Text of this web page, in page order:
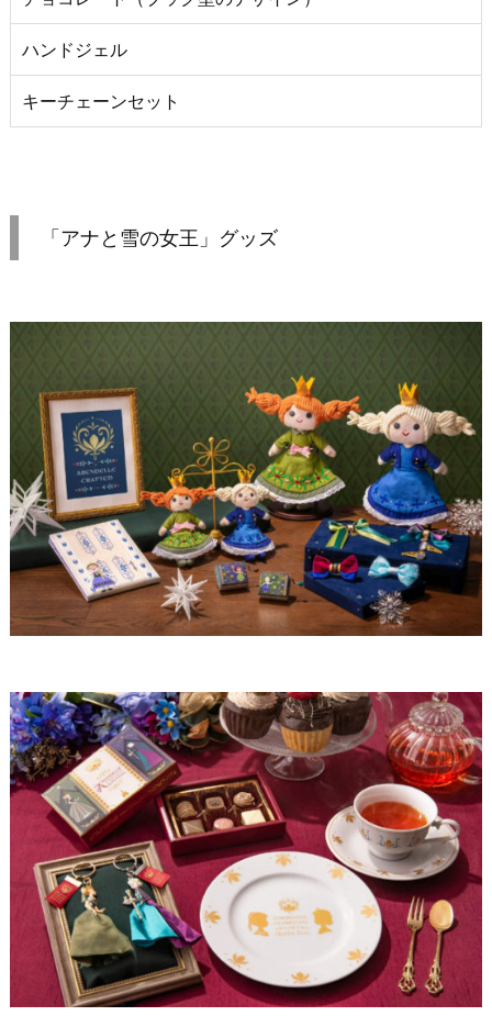
ハンドジェル
キーチェーンセット
「アナと雪の女王」グッズ